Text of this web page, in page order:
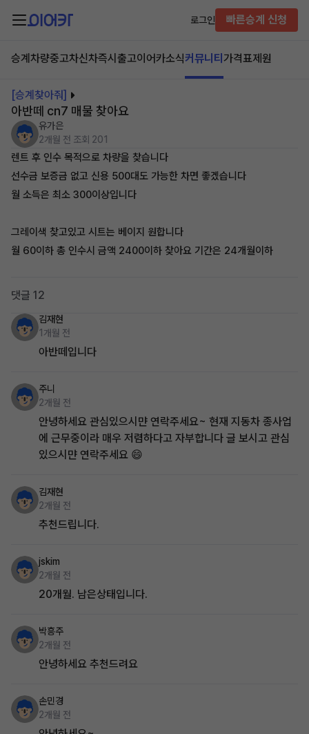
로그인 빠른승계 신청
승계차량중고차신차즉시출고이어카소식커뮤니티 가격표제원
[승계찾아줘]
아반떼 cn7 매물 찾아요
유가은
2개월 전 조회 201
렌트 후 인수 목적으로 차량을 찾습니다
선수금 보증금 없고 신용 500대도 가능한 차면 좋겠습니다
월 소득은 최소 300이상입니다
그레이색 찾고있고 시트는 베이지 원합니다
월 60이하 총 인수시 금액 2400이하 찾아요 기간은 24개월이하
댓글 12
김재현
1개월 전
아반떼입니다
주니
2개월 전
안녕하세요 관심있으시먄 연락주세요~ 현재 지동차 종사업
에 근무중이라 매우 저렴하다고 자부합니다 글 보시고 관심
있으시먄 연락주세요 😄
김재현
2개월 전
추천드립니다.
jskim
2개월 전
20개월. 남은상태입니다.
박흥주
2개월 전
안녕하세요 추천드려요
손민경
2개월 전